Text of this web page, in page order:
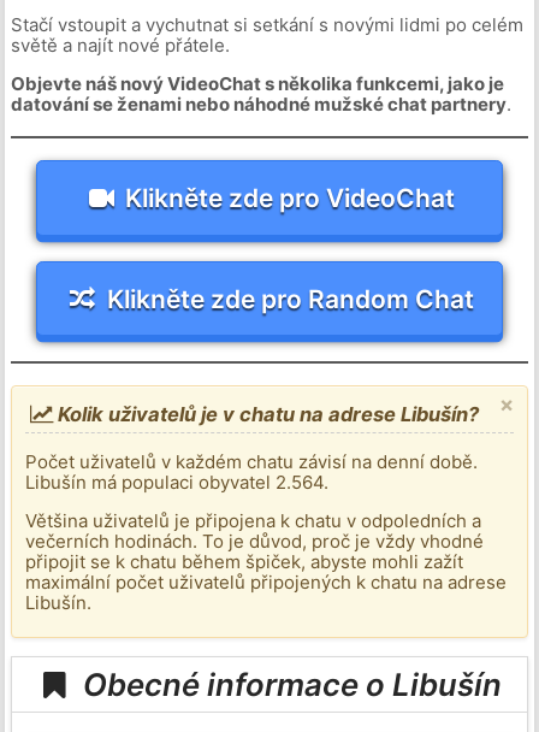
Stačí vstoupit a vychutnat si setkání s novými lidmi po celém
světě a najít nové přátele.
Objevte náš nový VideoChat s několika funkcemi, jako je
datování se ženami nebo náhodné mužské chat partnery.
Klikněte zde pro VideoChat
Klikněte zde pro Random Chat
×
Kolik uživatelů je v chatu na adrese Libušín?
Počet uživatelů v každém chatu závisí na denní době.
Libušín má populaci obyvatel 2.564.
Většina uživatelů je připojena k chatu v odpoledních a
večerních hodinách. To je důvod, proč je vždy vhodné
připojit se k chatu během špiček, abyste mohli zažít
maximální počet uživatelů připojených k chatu na adrese
Libušín.
Obecné informace o Libušín